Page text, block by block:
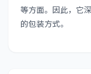
等方面。因此，它
的包装方式。